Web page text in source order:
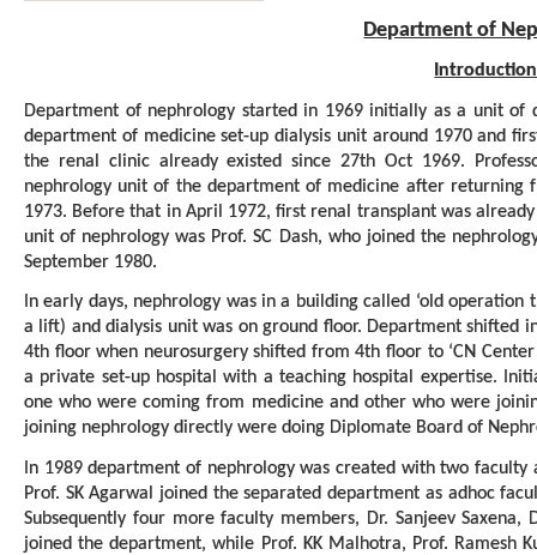
Department of
Introduction
Department of nephrology started in 1969 initially as a unit
department of medicine set-up dialysis unit around 1970 and
the renal clinic already existed since 27th Oct 1969.
nephrology unit of the department of medicine after returning
1973. Before that in April 1972, first renal transplant was
unit of nephrology was Prof. SC Dash, who joined the
September 1980.
In early days, nephrology was in a building called ‘old
a lift) and dialysis unit was on ground floor. Department shifted
4th floor when neurosurgery shifted from 4th floor to ‘CN
a private set-up hospital with a teaching hospital expertise.
one who were coming from medicine and other who were
joining nephrology directly were doing Diplomate Board of
In 1989 department of nephrology was created with two
Prof. SK Agarwal joined the separated department as adhoc
Subsequently four more faculty members, Dr. Sanjeev Saxena,
joined the department, while Prof. KK Malhotra, Prof. Ramesh